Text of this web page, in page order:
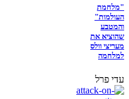
"מלחמת
העולמות"
והמטבע
שהוציא את
מעריצי וולס
למלחמה
עדי פרל